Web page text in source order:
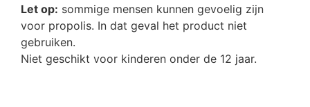
Let op: sommige mensen kunnen gevoelig zijn
voor propolis. In dat geval het product niet
gebruiken.
Niet geschikt voor kinderen onder de 12 jaar.